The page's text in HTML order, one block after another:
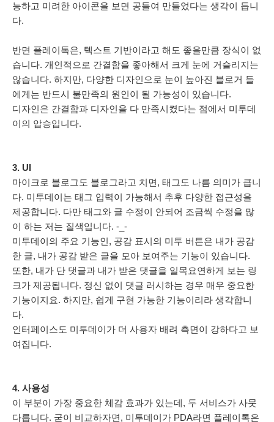
능하고 미려한 아이콘을 보면 공들여 만들었다는 생각이 듭니
다.
반면 플레이톡은, 텍스트 기반이라고 해도 좋을만큼 장식이 없
습니다. 개인적으로 간결함을 좋아해서 크게 눈에 거슬리지는
않습니다. 하지만, 다양한 디자인으로 눈이 높아진 블로거 들
에게는 반드시 불만족의 원인이 될 가능성이 있습니다.
디자인은 간결함과 디자인을 다 만족시켰다는 점에서 미투데
이의 압승입니다.
3. UI
마이크로 블로그도 블로그라고 치면, 태그도 나름 의미가 큽니
다. 미투데이는 태그 입력이 가능해서 추후 다양한 접근성을
제공합니다. 다만 태그와 글 수정이 안되어 조금씩 수정을 많
이 하는 저는 질색입니다. -_-
미투데이의 주요 기능인, 공감 표시의 미투 버튼은 내가 공감
한 글, 내가 공감 받은 글을 모아 보여주는 기능이 있습니다.
또한, 내가 단 댓글과 내가 받은 댓글을 일목요연하게 보는 링
크가 제공됩니다. 정신 없이 댓글 러시하는 경우 매우 중요한
기능이지요. 하지만, 쉽게 구현 가능한 기능이리라 생각합니
다.
인터페이스도 미투데이가 더 사용자 배려 측면이 강하다고 보
여집니다.
4. 사용성
이 부분이 가장 중요한 체감 효과가 있는데, 두 서비스가 사뭇
다릅니다. 굳이 비교하자면, 미투데이가 PDA라면 플레이톡은